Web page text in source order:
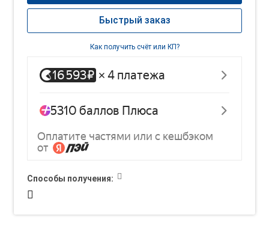
Быстрый заказ
Как получить счёт или КП?
Способы получения: